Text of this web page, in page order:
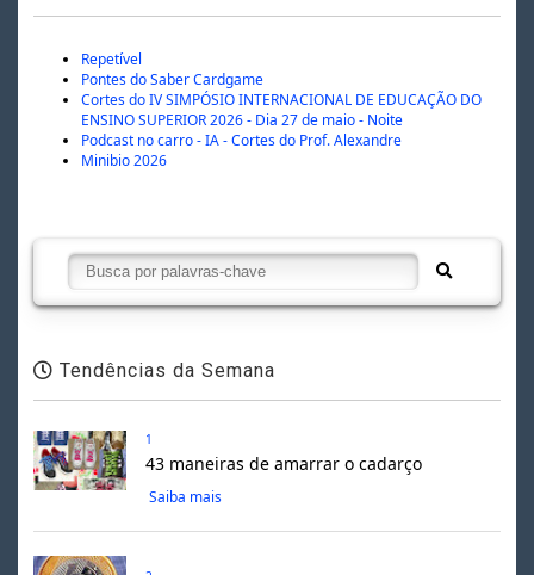
Repetível
Pontes do Saber Cardgame
Cortes do IV SIMPÓSIO INTERNACIONAL DE EDUCAÇÃO DO
ENSINO SUPERIOR 2026 - Dia 27 de maio - Noite
Podcast no carro - IA - Cortes do Prof. Alexandre
Minibio 2026
Tendências da Semana
1
43 maneiras de amarrar o cadarço
Saiba mais